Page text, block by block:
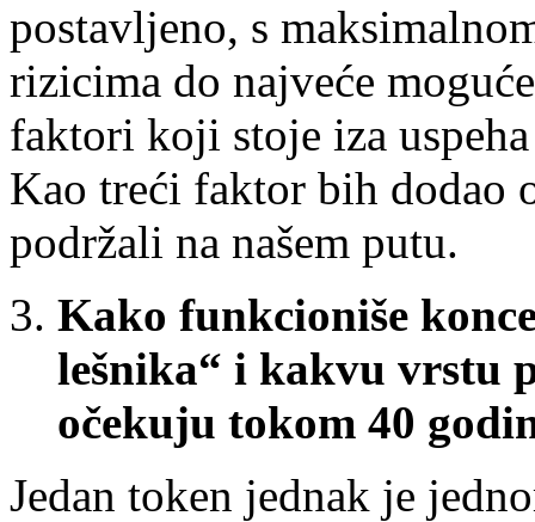
postavljeno, s
rizicima do najveće
faktori koji stoje iza
Kao treći faktor bih dodao
podržali na našem putu.
Kako funkcioniše
lešnika“ i kakvu vrstu
očekuju tokom 40
Jedan token jednak je